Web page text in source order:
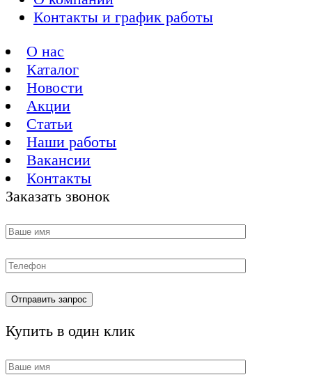
Контакты и график работы
О нас
Каталог
Новости
Акции
Статьи
Наши работы
Вакансии
Контакты
Заказать звонок
Купить в один клик